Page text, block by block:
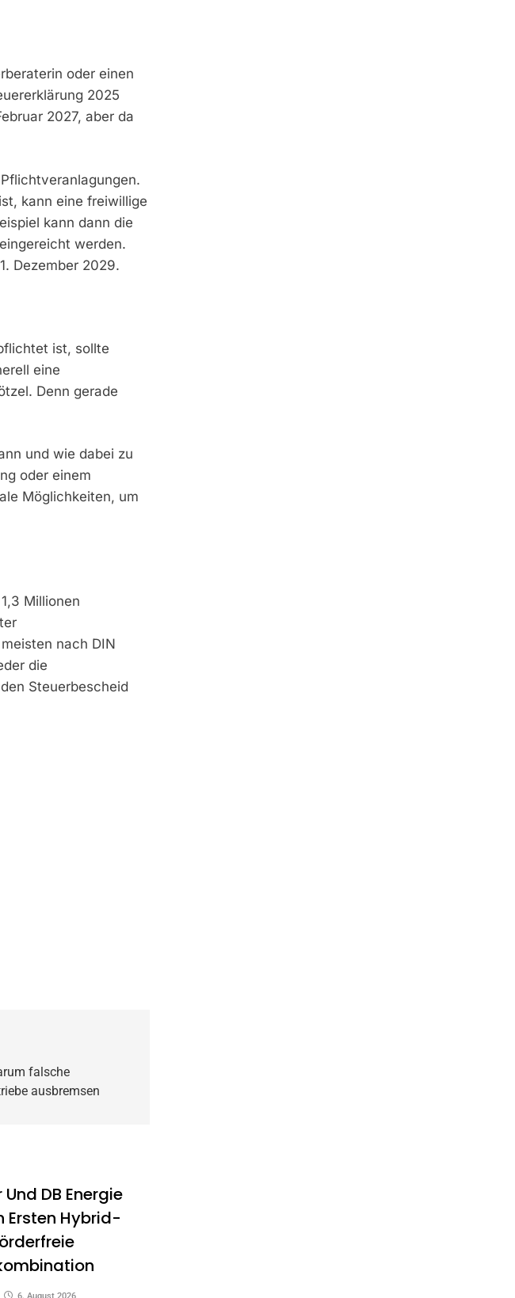
oder einen
2025
2027, aber da
kann eine freiwillige
kann dann die
werden.
Dezember 2029.
ist, sollte
eine
Denn gerade
und wie dabei zu
oder einem
Möglichkeiten, um
Millionen
nach DIN
die
Steuerbescheid
falsche
ausbremsen
DB Energie
Ersten Hybrid-
6. August 2026